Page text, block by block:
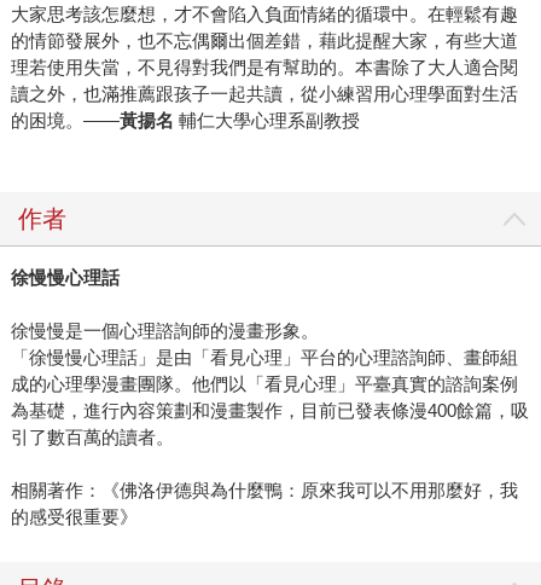
大家思考該怎麼想，才不會陷入負面情緒的循環中。在輕鬆有趣
的情節發展外，也不忘偶爾出個差錯，藉此提醒大家，有些大道
理若使用失當，不見得對我們是有幫助的。本書除了大人適合閱
讀之外，也滿推薦跟孩子一起共讀，從小練習用心理學面對生活
的困境。――黃揚名 輔仁大學心理系副教授
作者
徐慢慢心理話
徐慢慢是一個心理諮詢師的漫畫形象。
「徐慢慢心理話」是由「看見心理」平台的心理諮詢師、畫師組
成的心理學漫畫團隊。他們以「看見心理」平臺真實的諮詢案例
為基礎，進行內容策劃和漫畫製作，目前已發表條漫400餘篇，吸
引了數百萬的讀者。
相關著作：《佛洛伊德與為什麼鴨：原來我可以不用那麼好，我
的感受很重要》